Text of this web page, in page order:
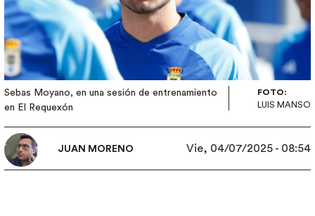
Sebas Moyano, en una sesión de entrenamiento
en El Requexón
FOTO:
LUIS MANSO
JUAN MORENO Vie, 04/07/2025 - 08:54